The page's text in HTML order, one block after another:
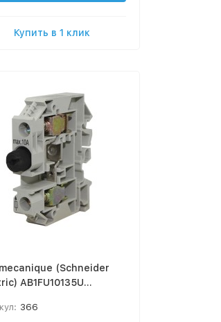
Купить в 1 клик
(Schneider
AB1FU10135U
366